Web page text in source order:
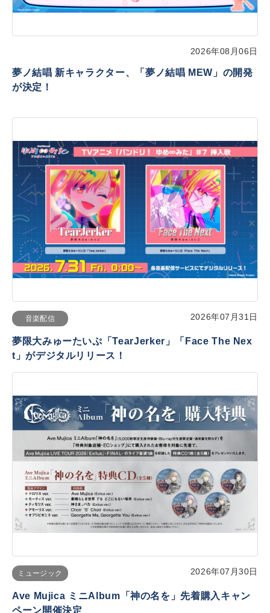
2026年08月06日
夢ノ結唱 新キャラクター、「夢ノ結唱 MEW」の開発
が決定！
音楽配信 2026年07月31日
夢限大みゅーたいぷ「TearJerker」「Face The Nex
t」がデジタルリリース！
ミュージック 2026年07月30日
Ave Mujica ミニAlbum「神の名を」先着購入キャン
ペーン開催決定